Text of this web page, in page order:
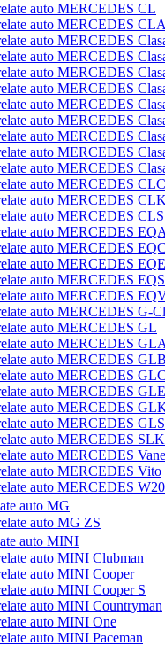
auto MERCEDES CL
auto MERCEDES CLA
auto MERCEDES
auto MERCEDES
auto MERCEDES
auto MERCEDES
auto MERCEDES
auto MERCEDES
auto MERCEDES
auto MERCEDES
auto MERCEDES
auto MERCEDES CLC
auto MERCEDES CLK
auto MERCEDES CLS
auto MERCEDES EQA
auto MERCEDES EQC
auto MERCEDES EQE
auto MERCEDES EQS
auto MERCEDES
auto MERCEDES G-
auto MERCEDES GL
auto MERCEDES GLA
auto MERCEDES GLB
auto MERCEDES GLC
auto MERCEDES GLE
auto MERCEDES
auto MERCEDES GLS
auto MERCEDES SLK
auto MERCEDES
auto MERCEDES Vito
auto MERCEDES
auto MG
auto MG ZS
auto MINI
auto MINI Clubman
auto MINI Cooper
auto MINI Cooper S
auto MINI Countryman
auto MINI One
auto MINI Paceman